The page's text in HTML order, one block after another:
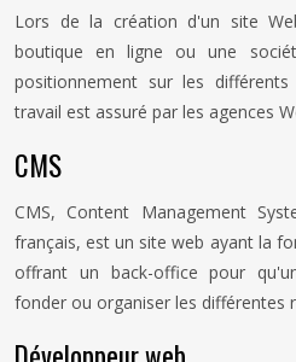
Lors de la création d'un site
boutique en ligne ou une
positionnement sur les
travail est assuré par les agences
CMS
CMS, Content Management
français, est un site web ayant la
offrant un back-office pour
fonder ou organiser les différentes